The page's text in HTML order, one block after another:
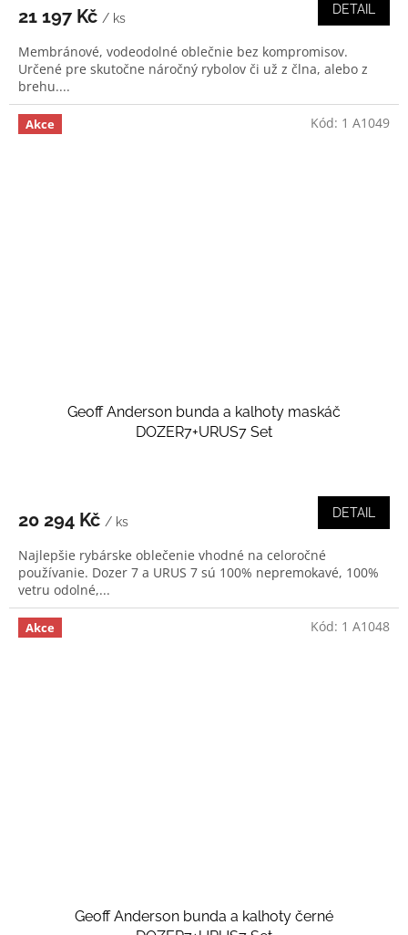
21 197 Kč / ks
DETAIL
Membránové, vodeodolné oblečnie bez kompromisov.
Určené pre skutočne náročný rybolov či už z člna, alebo z
brehu....
Akce
Geoff Anderson bunda a kalhoty maskáč
DOZER7+URUS7 Set
20 294 Kč / ks
DETAIL
Najlepšie rybárske oblečenie vhodné na celoročné
používanie. Dozer 7 a URUS 7 sú 100% nepremokavé, 100%
vetru odolné,...
Kód: 1 A1049
Akce
Geoff Anderson bunda a kalhoty černé
Kód: 1 A1048